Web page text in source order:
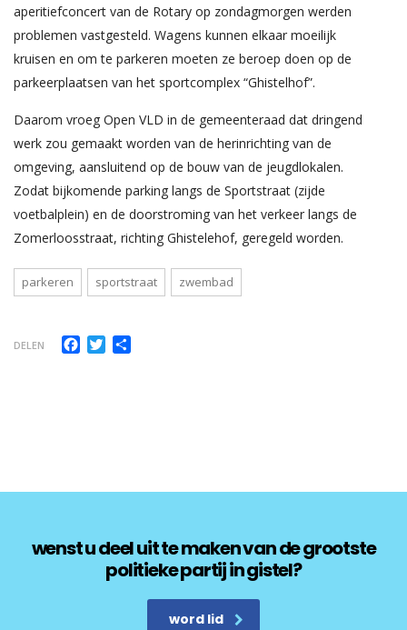
aperitiefconcert van de Rotary op zondagmorgen werden
problemen vastgesteld. Wagens kunnen elkaar moeilijk
kruisen en om te parkeren moeten ze beroep doen op de
parkeerplaatsen van het sportcomplex “Ghistelhof”.
Daarom vroeg Open VLD in de gemeenteraad dat dringend
werk zou gemaakt worden van de herinrichting van de
omgeving, aansluitend op de bouw van de jeugdlokalen.
Zodat bijkomende parking langs de Sportstraat (zijde
voetbalplein) en de doorstroming van het verkeer langs de
Zomerloosstraat, richting Ghistelehof, geregeld worden.
parkeren sportstraat zwembad
DELEN Facebook
Twitter
wenst u deel uit te maken van de grootste
politieke partij in gistel?
word lid